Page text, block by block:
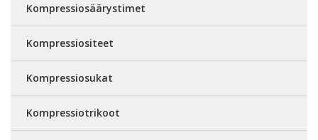
Kompressiosäärystimet
Kompressiositeet
Kompressiosukat
Kompressiotrikoot